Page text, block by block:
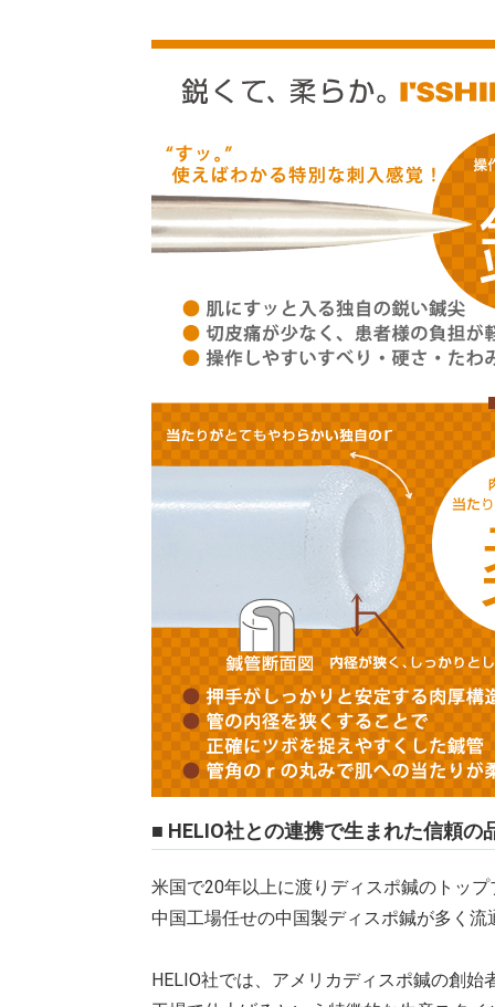
■ HELIO社との連携で生まれた信頼の
米国で20年以上に渡りディスポ鍼のトッ
中国工場任せの中国製ディスポ鍼が多く
HELIO社では、アメリカディスポ鍼の創